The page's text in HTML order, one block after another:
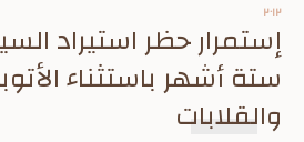
٢٠١٢
إستمرار حظر استيراد
ستة أشهر باستثناء
والقلابات